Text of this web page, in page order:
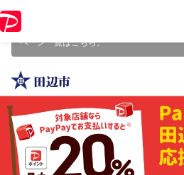
ジ内の情報はキャンペーン終了時点のもの
ペーン一覧はこちら。